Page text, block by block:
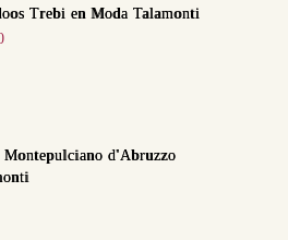
Trebi en Moda Talamonti
Montepulciano d'Abruzzo